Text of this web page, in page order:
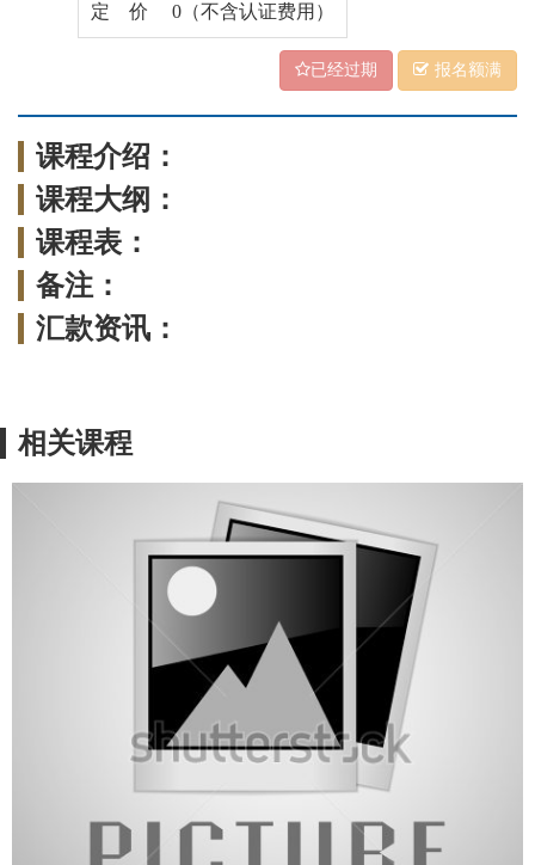
定 价 0（不含认证费用）
已经过期 报名额满
课程介绍：
课程大纲：
课程表：
备注：
汇款资讯：
相关课程